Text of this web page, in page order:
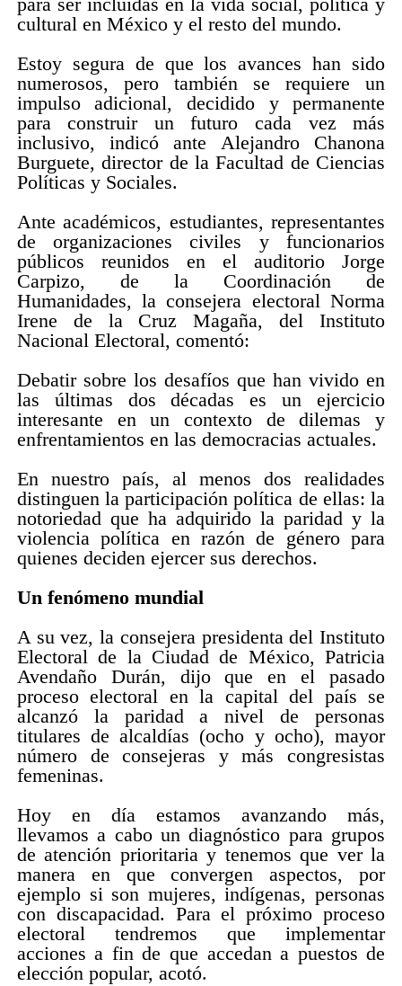
cultural en México y el resto del mundo.
Estoy segura de que los avances han sido
numerosos, pero también se requiere un
impulso adicional, decidido y permanente
para construir un futuro cada vez más
inclusivo, indicó ante Alejandro Chanona
Burguete, director de la Facultad de Ciencias
Políticas y Sociales.
Ante académicos, estudiantes, representantes
de organizaciones civiles y funcionarios
públicos reunidos en el auditorio Jorge
Carpizo, de la Coordinación de
Humanidades, la consejera electoral Norma
Irene de la Cruz Magaña, del Instituto
Nacional Electoral, comentó:
Debatir sobre los desafíos que han vivido en
las últimas dos décadas es un ejercicio
interesante en un contexto de dilemas y
enfrentamientos en las democracias actuales.
En nuestro país, al menos dos realidades
distinguen la participación política de ellas: la
notoriedad que ha adquirido la paridad y la
violencia política en razón de género para
quienes deciden ejercer sus derechos.
Un fenómeno mundial
A su vez, la consejera presidenta del Instituto
Electoral de la Ciudad de México, Patricia
Avendaño Durán, dijo que en el pasado
proceso electoral en la capital del país se
alcanzó la paridad a nivel de personas
titulares de alcaldías (ocho y ocho), mayor
número de consejeras y más congresistas
femeninas.
Hoy en día estamos avanzando más,
llevamos a cabo un diagnóstico para grupos
de atención prioritaria y tenemos que ver la
manera en que convergen aspectos, por
ejemplo si son mujeres, indígenas, personas
con discapacidad. Para el próximo proceso
electoral tendremos que implementar
acciones a fin de que accedan a puestos de
elección popular, acotó.